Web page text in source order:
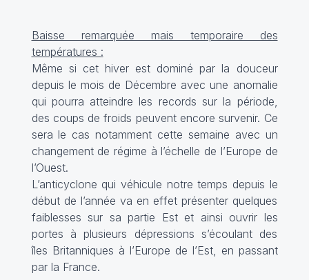
Baisse remarquée mais temporaire des
températures :
Même si cet hiver est dominé par la douceur
depuis le mois de Décembre avec une anomalie
qui pourra atteindre les records sur la période,
des coups de froids peuvent encore survenir. Ce
sera le cas notamment cette semaine avec un
changement de régime à l’échelle de l’Europe de
l’Ouest.
L’anticyclone qui véhicule notre temps depuis le
début de l’année va en effet présenter quelques
faiblesses sur sa partie Est et ainsi ouvrir les
portes à plusieurs dépressions s’écoulant des
îles Britanniques à l’Europe de l’Est, en passant
par la France.